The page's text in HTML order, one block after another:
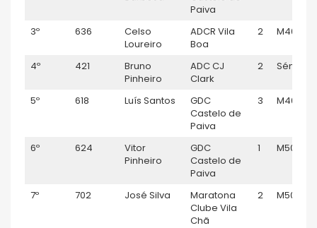
Paiva
3º 636
Celso
Loureiro
ADCR Vila
Boa
2 M40
4º 421
Bruno
Pinheiro
ADC CJ
Clark
2 Sénior M
5º 618 Luís Santos
GDC
Castelo de
Paiva
3 M40
6º 624
Vitor
Pinheiro
GDC
Castelo de
Paiva
1 M50
7º 702 José Silva
Maratona
Clube Vila
Chã
2 M50